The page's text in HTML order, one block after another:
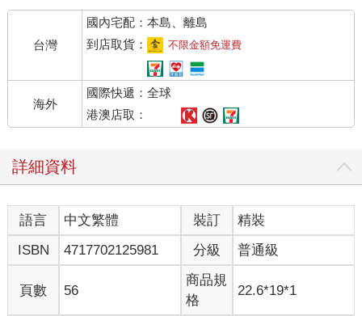
台灣
國內宅配：本島、離島
到店取貨：
不限金額免運費
海外
國際快遞：全球
港澳店取：
詳細資料
語言 中文繁體 裝訂
精裝
ISBN
4717702125981 分級 普通級
頁數 56
商品規
格
22.6*19*1